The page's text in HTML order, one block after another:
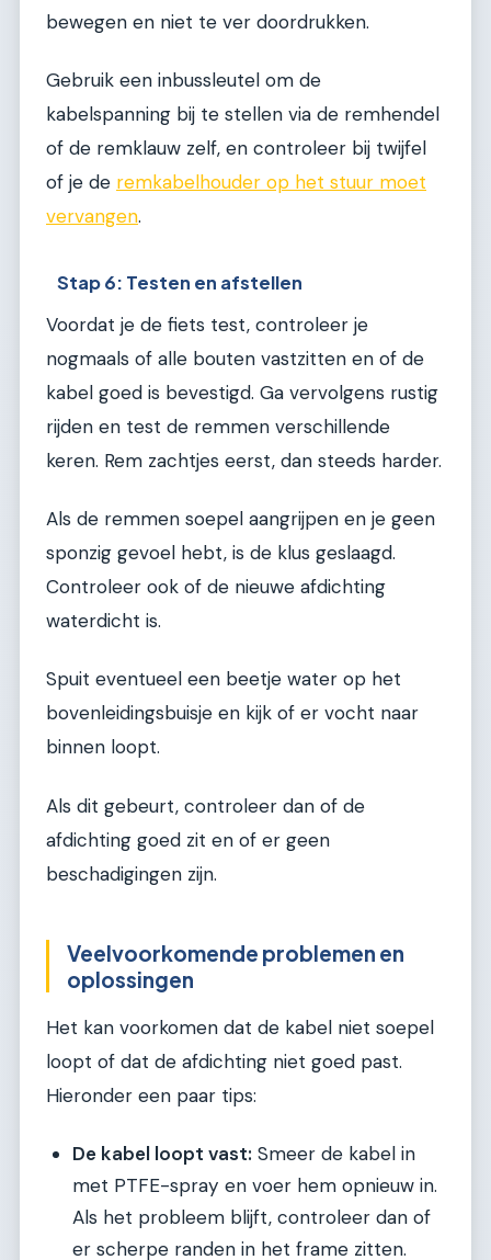
bewegen en niet te ver doordrukken.
Gebruik een inbussleutel om de
kabelspanning bij te stellen via de remhendel
of de remklauw zelf, en controleer bij twijfel
of je de remkabelhouder op het stuur moet
vervangen.
Stap 6: Testen en afstellen
Voordat je de fiets test, controleer je
nogmaals of alle bouten vastzitten en of de
kabel goed is bevestigd. Ga vervolgens rustig
rijden en test de remmen verschillende
keren. Rem zachtjes eerst, dan steeds harder.
Als de remmen soepel aangrijpen en je geen
sponzig gevoel hebt, is de klus geslaagd.
Controleer ook of de nieuwe afdichting
waterdicht is.
Spuit eventueel een beetje water op het
bovenleidingsbuisje en kijk of er vocht naar
binnen loopt.
Als dit gebeurt, controleer dan of de
afdichting goed zit en of er geen
beschadigingen zijn.
Veelvoorkomende problemen en
oplossingen
Het kan voorkomen dat de kabel niet soepel
loopt of dat de afdichting niet goed past.
Hieronder een paar tips:
De kabel loopt vast: Smeer de kabel in
met PTFE-spray en voer hem opnieuw in.
Als het probleem blijft, controleer dan of
er scherpe randen in het frame zitten.